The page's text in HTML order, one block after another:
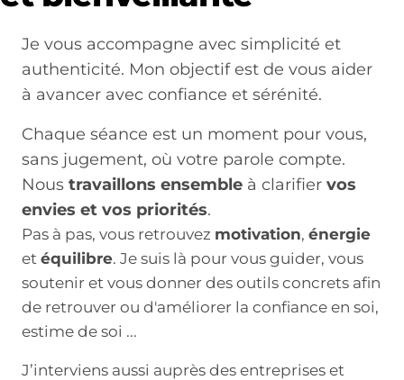
Je vous accompagne avec simplicité et
authenticité. Mon objectif est de vous aider
à avancer avec confiance et sérénité.
Chaque séance est un moment pour vous,
sans jugement, où votre parole compte.
Nous travaillons ensemble à clarifier vos
envies et vos priorités.
Pas à pas, vous retrouvez motivation, énergie
et équilibre. Je suis là pour vous guider, vous
soutenir et vous donner des outils concrets afin
de retrouver ou d'améliorer la confiance en soi,
estime de soi ...
J’interviens aussi auprès des entreprises et